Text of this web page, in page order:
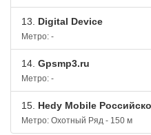
13. Digital Device
Метро: -
14. Gpsmp3.ru
Метро: -
15. Hedy Mobile
Метро: Охотный Ряд - 150 м